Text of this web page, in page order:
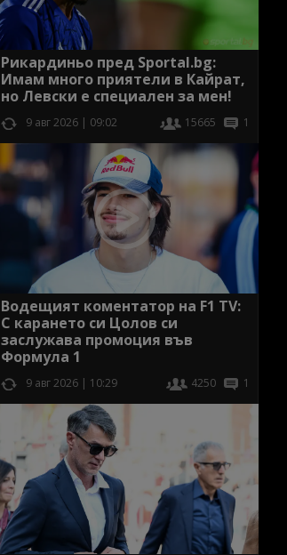
Рикардиньо пред Sportal.bg:
Имам много приятели в Кайрат,
но Левски е специален за мен!
9 авг 2026 | 09:02 15665 1
Водещият коментатор на F1 TV:
С карането си Цолов си
заслужава промоция във
Формула 1
9 авг 2026 | 10:29 4250 1